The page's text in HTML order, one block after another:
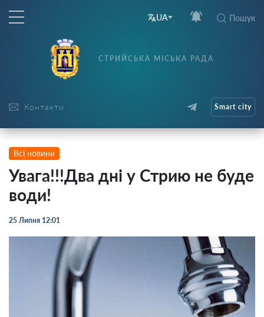
UA Пошук
Контакти
СТРИЙСЬКА МІСЬКА РАДА
Smart city
Всі новини
Увага!!!Два дні у Стрию не буде
води!
25 Липня 12:01